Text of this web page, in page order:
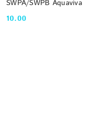
SWPA/SWPB Aquaviva
Cena:
10.00